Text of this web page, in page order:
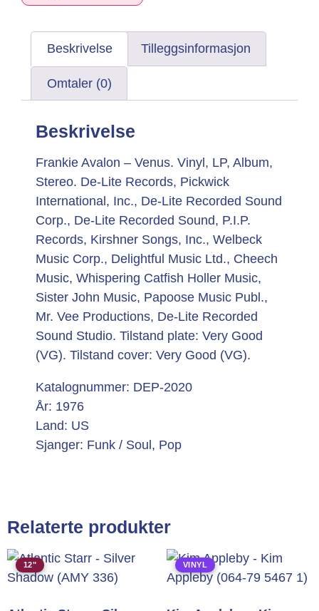
Beskrivelse Tilleggsinformasjon
Omtaler (0)
Beskrivelse
Frankie Avalon – Venus. Vinyl, LP, Album,
Stereo. De-Lite Records, Pickwick
International, Inc., De-Lite Recorded Sound
Corp., De-Lite Recorded Sound, P.I.P.
Records, Kirshner Songs, Inc., Welbeck
Music Corp., Delightful Music Ltd., Cheech
Music, Whispering Catfish Holler Music,
Sister John Music, Papoose Music Publ.,
Mr. Vee Productions, De-Lite Recorded
Sound Studio. Tilstand plate: Very Good
(VG). Tilstand cover: Very Good (VG).
Katalognummer: DEP-2020
År: 1976
Land: US
Sjanger: Funk / Soul, Pop
Relaterte produkter
12" VINYL